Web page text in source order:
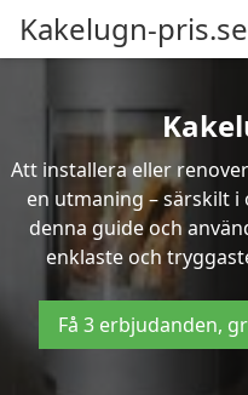
Kakelugn-pris.se
Att installera eller
en utmaning – särskilt
denna guide och
enklaste och
Få 3 erbjudanden,